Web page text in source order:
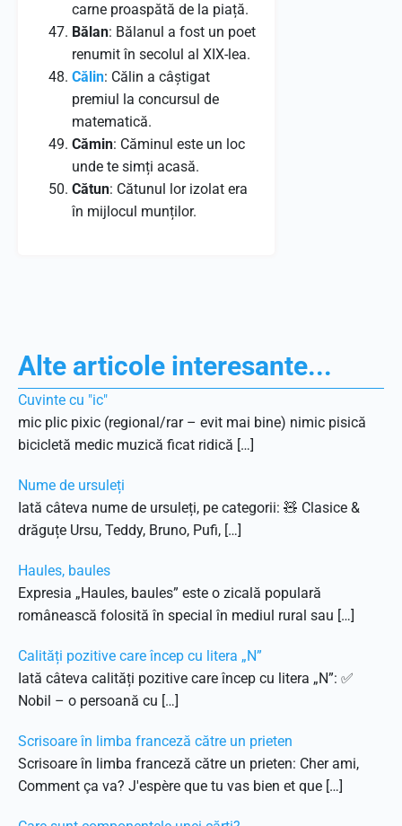
carne proaspătă de la piață.
Bălan: Bălanul a fost un poet
renumit în secolul al XIX-lea.
Călin: Călin a câștigat
premiul la concursul de
matematică.
Cămin: Căminul este un loc
unde te simți acasă.
Cătun: Cătunul lor izolat era
în mijlocul munților.
Alte articole interesante...
Cuvinte cu "ic"
mic plic pixic (regional/rar – evit mai bine) nimic pisică
bicicletă medic muzică ficat ridică […]
Nume de ursuleți
Iată câteva nume de ursuleți, pe categorii: 🧸 Clasice &
drăguțe Ursu, Teddy, Bruno, Pufi, […]
Haules, baules
Expresia „Haules, baules” este o zicală populară
românească folosită în special în mediul rural sau […]
Calități pozitive care încep cu litera „N”
Iată câteva calități pozitive care încep cu litera „N”: ✅
Nobil – o persoană cu […]
Scrisoare în limba franceză către un prieten
Scrisoare în limba franceză către un prieten: Cher ami,
Comment ça va? J'espère que tu vas bien et que […]